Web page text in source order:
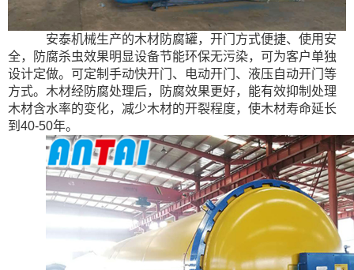
安泰机械生产的木材防腐罐，开门方式便捷、使用安
全，防腐杀虫效果明显设备节能环保无污染，可为客户单独
设计定做。可定制手动快开门、电动开门、液压自动开门等
方式。木材经防腐处理后，防腐效果更好，能有效抑制处理
木材含水率的变化，减少木材的开裂程度，使木材寿命延长
到 40-50年。